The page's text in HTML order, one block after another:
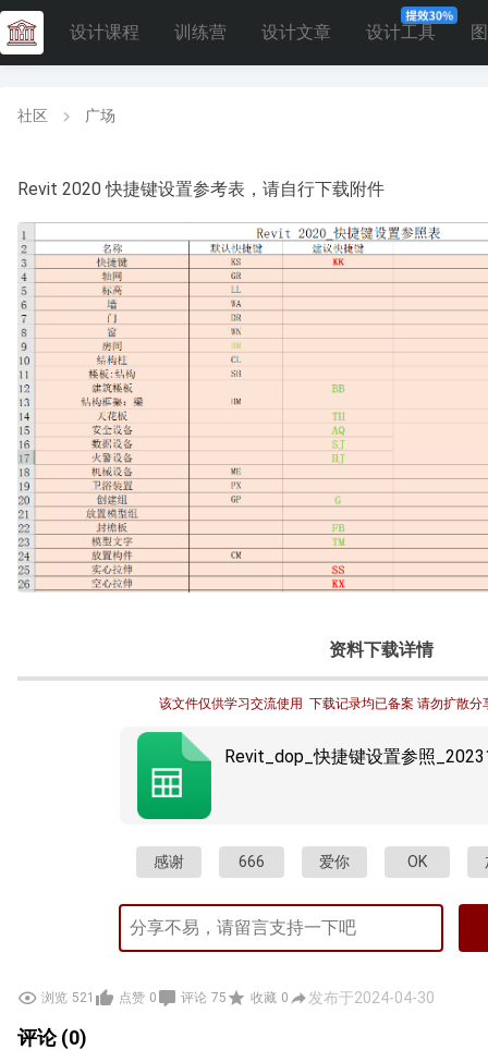
设计课程 训练营 设计文章 设计工具
社区 广场
Revit 2020 快捷键设置参考表，请自行下载附件
资料下载详情
该文件仅供学习交流使用  下载记录均已备案 请勿扩散分
Revit_dop_快捷键设置参照
感谢 666 爱你 OK
浏览 521 点赞 0 评论 75 收藏 0 发布于2024-04-30
评论 (0)